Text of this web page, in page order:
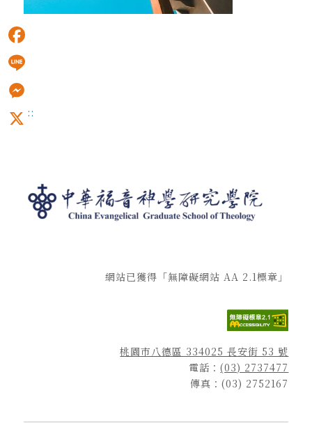
:::
網站已獲得「無障礙網站 AA 2.1標章」
桃園市八德區 334025 長安街 53 號
電話：(03) 2737477
傳真：(03) 2752167
Facebook
Line
Messenger